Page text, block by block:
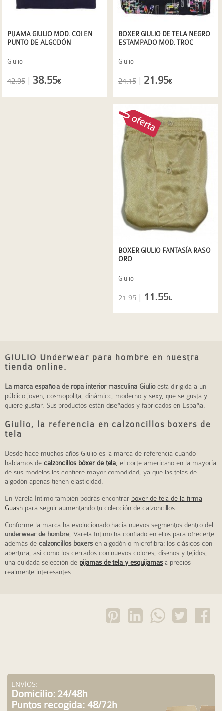
PIJAMA GIULIO MOD. COI EN
PUNTO DE ALGODÓN
Giulio
42.95 38.55€
BOXER GIULIO DE TELA NEGRO
ESTAMPADO MOD. TROC
Giulio
24.15 21.95€
BOXER GIULIO FANTASÍA RASO
ORO
Giulio
21.95 | 11.55€
GIULIO Underwear para hombre en nuestra
tienda online.
La marca española de ropa interior masculina Giulioestá dirigida a un
público joven, cosmopolita, dinámico, moderno y sexy, que se gusta y
quiere gustar. Sus productos están diseñados y fabricados en España.
Giulio, la referencia en calzoncillos boxers de
tela
Desde hace muchos años Giulio es la marca de referencia cuando
hablamos de calzoncillos bóxer de tela , el corte americano en la mayoría
de sus modelos les confiere mayor comodidad, ya que las telas de
algodón apenas tienen elasticidad.
En Varela Íntimo también podrás encontrar boxer de tela de la firma
Guash para seguir aumentando tu colección de calzoncillos.
Conforme la marca ha evolucionado hacia nuevos segmentos dentro del
underwear de hombre , Varela Intimo ha confiado en ellos para ofrecerte
además de calzoncillos boxers en algodón o microfibra: los clásicos con
abertura, así como los cerrados con nuevos colores, diseños y tejidos,
una cuidada selección de pijamas de tela y esquijamas a precios
realmente interesantes.
ENVÍOS:
Domicilio: 24/48h
Puntos recogida: 48/72h